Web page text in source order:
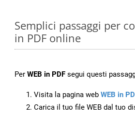
Semplici passaggi per
in PDF online
Per WEB in PDF segui questi
Visita la pagina web WEB in
Carica il tuo file WEB dal tuo